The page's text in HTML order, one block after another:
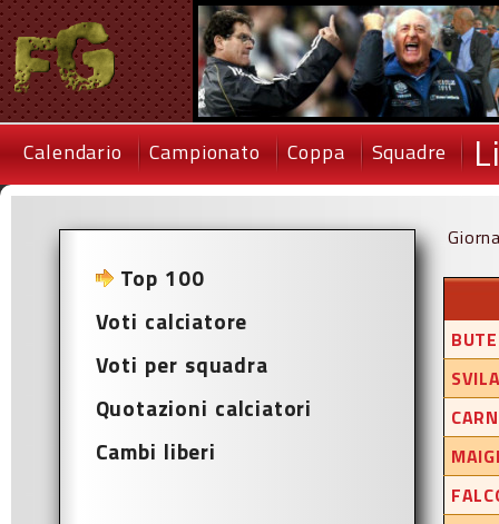
Calendario Campionato Coppa Squadre
Top 100
Voti calciatore
Voti per squadra
Quotazioni calciatori
Cambi liberi